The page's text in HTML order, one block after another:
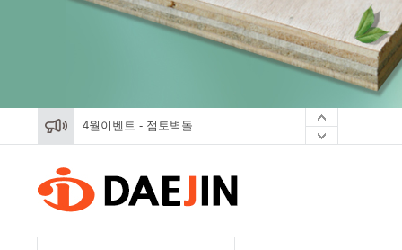
4월이벤트 - 점토벽돌...